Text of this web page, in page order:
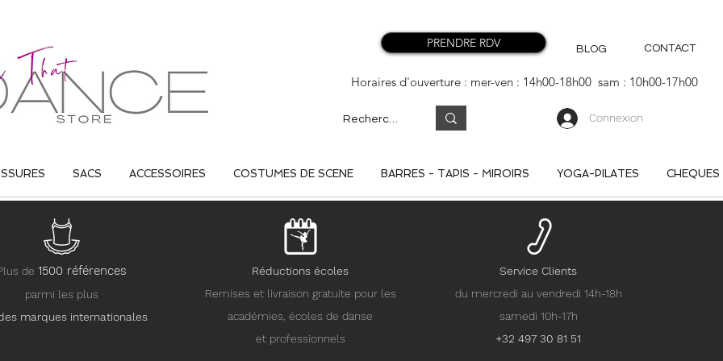
PRENDRE RDV BLOG CONTACT
Horaires d'ouverture : mer-ven : 14h00-18h00 sam : 10h00-17h00
Connexion
SACS ACCESSOIRES COSTUMES DE SCENE BARRES - TAPIS - MIROIRS YOGA-PILATES CHEQUES
de 1500 références
parmi les plus
marques internationales
Réductions écoles
Remises et livraison gratuite pour les
académies, écoles de danse
et professionnels
Service Clients
du mercredi au vendredi 14h-18h
samedi 10h-17h
+32 497 30 81 51